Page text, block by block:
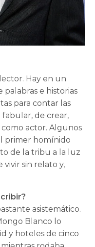
Hay en un
e historias
para contar las
fabular, de crear,
actor. Algunos
primer homínido
de la tribu a la luz
vivir sin relato y,
asistemático.
Blanco lo
y hoteles de cinco